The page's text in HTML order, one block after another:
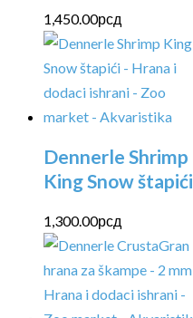
1,450.00рсд
Dennerle Shrimp
King Snow štapići
1,300.00рсд